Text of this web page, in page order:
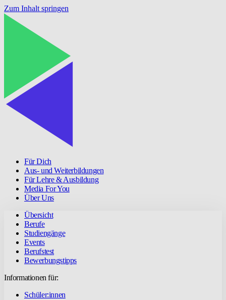
Zum Inhalt springen
Für Dich
Aus- und Weiterbildungen
Für Lehre & Ausbildung
Media For You
Über Uns
Übersicht
Berufe
Studiengänge
Events
Berufstest
Bewerbungstipps
Informationen für:
Schüler:innen